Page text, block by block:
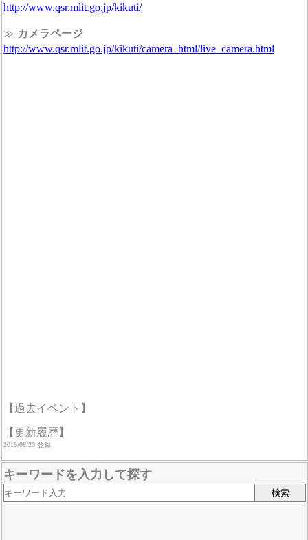
http://www.qsr.mlit.go.jp/kikuti/
≫ カメラページ
http://www.qsr.mlit.go.jp/kikuti/camera_html/live_camera.html
【過去イベント】
【更新履歴】
2015/08/20 登録
キーワードを入力して探す